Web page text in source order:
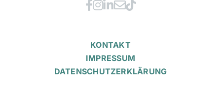
KONTAKT
IMPRESSUM
DATENSCHUTZERKLÄRUNG